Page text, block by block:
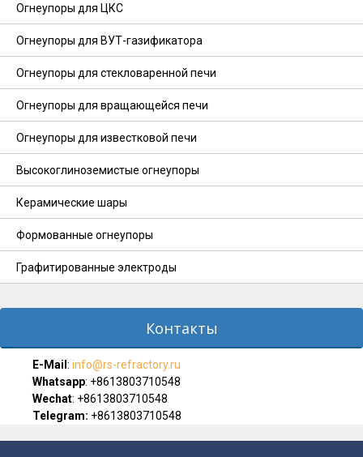
Огнеупоры для ЦКС
Огнеупоры для ВУТ-газификатора
Огнеупоры для стекловаренной печи
Огнеупоры для вращающейся печи
Огнеупоры для известковой печи
Высокоглиноземистые огнеупоры
Керамические шары
Формованные огнеупоры
Графитированные электроды
Контакты
E-Мail : info@rs-refractory.ru
Whatsapp: +8613803710548
Wechat: +8613803710548
Telegram: +8613803710548